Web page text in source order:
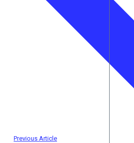
Previous Article